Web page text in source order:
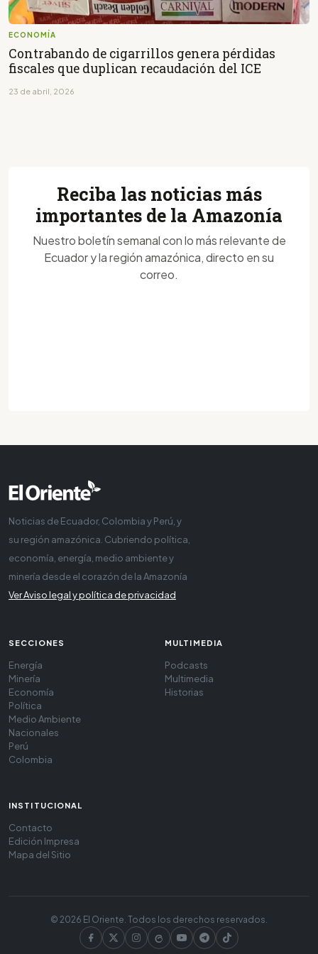
ECONOMÍA
Contrabando de cigarrillos genera pérdidas
fiscales que duplican recaudación del ICE
23 de abril, 2026
Reciba las noticias más
importantes de la Amazonía
Nuestro boletín semanal con lo más relevante de
Ecuador y la región amazónica, directo en su
correo.
Noticias de Ecuador, Colombia y Perú, y
su región amazónica. Cubriendo política,
economía, energía, medio ambiente y
minería desde el corazón de la Amazonía
Ver Aviso legal y política de privacidad
SECCIONES
Energía
Minería
Economía
Política
Medio Ambiente
Nacionales
Perú
Colombia
MULTIMEDIA
Podcasts
Multimedia
Historias
INSTITUCIONAL
Contacto
Edición Impresa
Mapa del Sitio
© 2026 El Oriente. Todos los derechos reservados.